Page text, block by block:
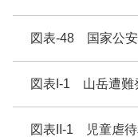
図表-48 国家公安
図表I-1 山岳遭難
図表II-1 児童虐待